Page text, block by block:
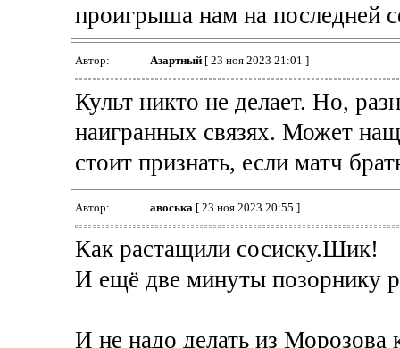
проигрыша нам на последней
Автор: Азартный[ 23 ноя 2023 21:01 ]
Культ никто не делает. Но,
наигранных связях. Может
стоит признать, если матч
Автор: авоська [ 23 ноя 2023 20:55 ]
Как растащили сосиску.Шик!
И ещё две минуты позорнику
И не надо делать из Морозова